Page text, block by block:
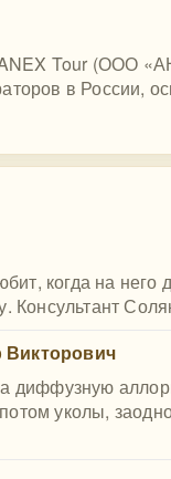
ANEX Tour (ООО
в России,
когда на него
Консультант
Викторович
диффузную
уколы,